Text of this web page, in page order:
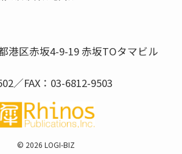
港区赤坂4-9-19 赤坂TOタマビル
／FAX：03-6812-9503
© 2026 LOGI-BIZ